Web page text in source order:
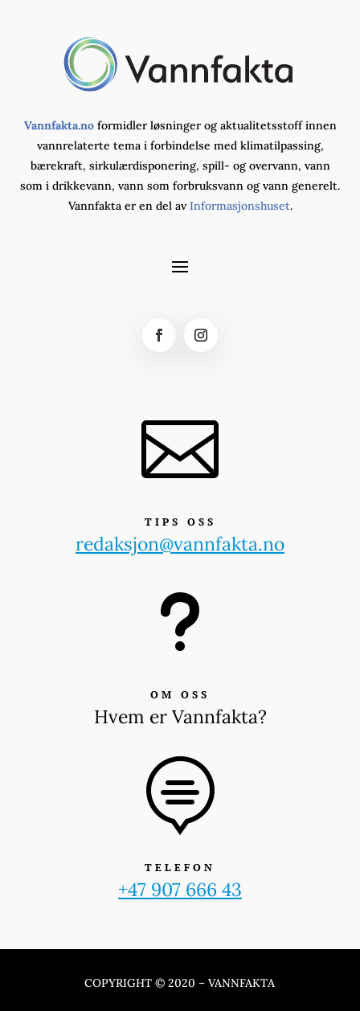
Vannfakta.noformidler løsninger og aktualitetsstoff innen
vannrelaterte tema i forbindelse med klimatilpassing,
bærekraft, sirkulærdisponering, spill- og overvann, vann
som i drikkevann, vann som forbruksvann og vann generelt.
Vannfakta er en del av Informasjonshuset.

TIPS OSS
redaksjon@vannfakta.no
u
OM OSS
Hvem er Vannfakta?

TELEFON
+47 907 666 43
COPYRIGHT © 2020 – VANNFAKTA